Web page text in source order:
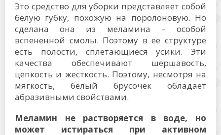
Это средство для уборки представляет собой
белую губку, похожую на поролоновую. Но
сделана она из меламина – особой
вспененной смолы. Поэтому в ее структуре
есть полости, сплетающиеся усики. Эти
качества обеспечивают шершавость,
цепкость и жесткость. Поэтому, несмотря на
мягкость, белый брусочек обладает
абразивными свойствами.
Меламин не растворяется в воде, но
может истираться при активном